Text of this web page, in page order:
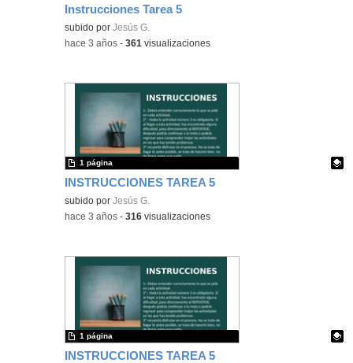
Instrucciones Tarea 5
Contenido educativo.
subido porJesús G.
-hace 3 años -361 visualizaciones
INSTRUCCIONES TAREA 5
Contenido educativo.
subido porJesús G.
1 página
-hace 3 años -316 visualizaciones
INSTRUCCIONES TAREA 5
1 página